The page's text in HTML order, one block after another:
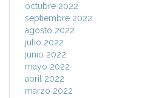
octubre 2022
septiembre 2022
agosto 2022
julio 2022
junio 2022
mayo 2022
abril 2022
marzo 2022